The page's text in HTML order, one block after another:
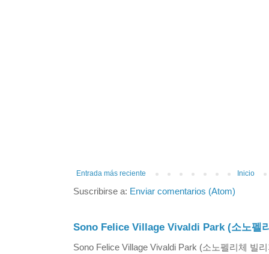
Entrada más reciente Inicio
Suscribirse a: Enviar comentarios (Atom)
Sono Felice Village Vivaldi Park (소노펠
Sono Felice Village Vivaldi Park (소노펠리체 빌